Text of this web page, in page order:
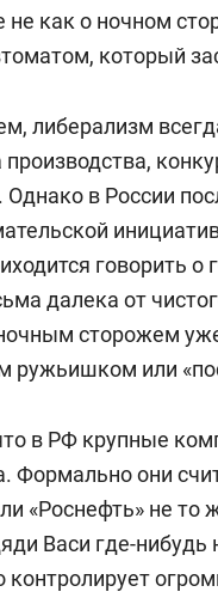
1978 года в
окончил очную
отношений
РАН (2011,
научный
и
центра
директора
ИНИОН РАН. В
не как о ночном
который
либерализм
производства,
Однако в России
говорить о
далека от
сторожем
ружьишком или
в РФ крупные
Формально они
«Роснефть» не
Васи где-
контролирует